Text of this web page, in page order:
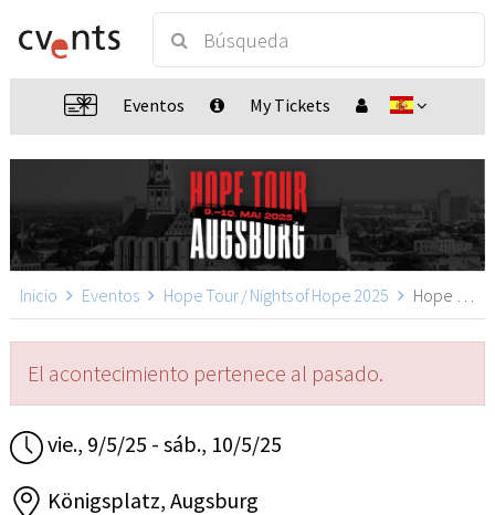
Eventos My Tickets
Inicio Eventos Hope Tour / Nights of Hope 2025 Hope Tour 2025, Augsburg
El acontecimiento pertenece al pasado.
vie., 9/5/25 - sáb., 10/5/25
Königsplatz, Augsburg